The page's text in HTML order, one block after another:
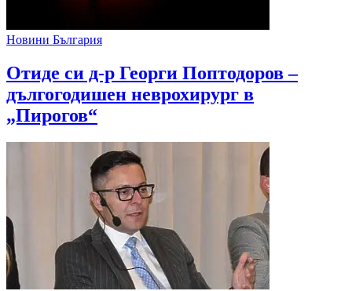
Новини България
Отиде си д-р Георги Поптодоров –
дългогодишен неврохирург в
„Пирогов“